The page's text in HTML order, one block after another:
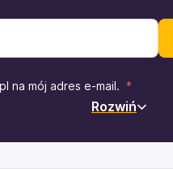
na mój adres e-mail.
Rozwiń